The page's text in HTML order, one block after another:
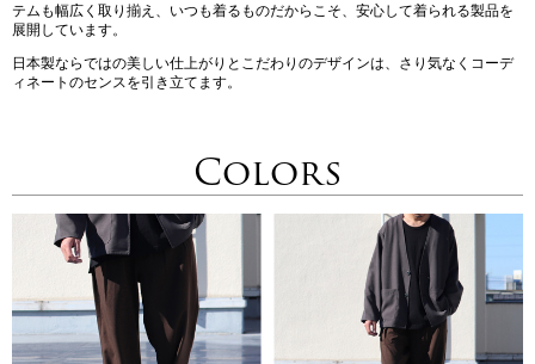
テムも幅広く取り揃え、いつも着るものだからこそ、安心して着られる製品を
展開しています。
日本製ならではの美しい仕上がりとこだわりのデザインは、さり気なくコーデ
ィネートのセンスを引き立てます。
Colors